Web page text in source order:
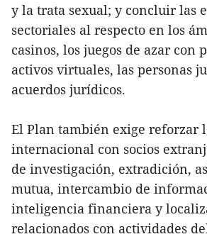
y la trata sexual; y concluir las
sectoriales al respecto en los
casinos, los juegos de azar con
activos virtuales, las personas
acuerdos jurídicos.
El Plan también exige reforzar
internacional con socios
de investigación, extradición,
mutua, intercambio de
inteligencia financiera y
relacionados con actividades